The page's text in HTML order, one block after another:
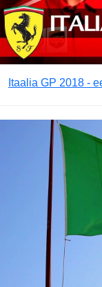
Itaalia GP 2018 -